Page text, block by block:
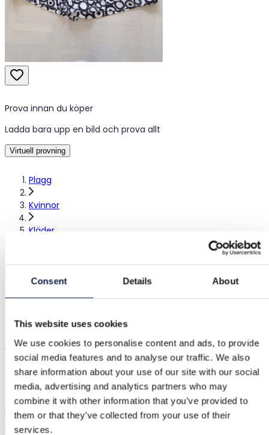
Consent Details About
This website uses cookies
We use cookies to personalise content and ads, to provide
social media features and to analyse our traffic. We also
share information about your use of our site with our social
media, advertising and analytics partners who may
combine it with other information that you’ve provided to
them or that they’ve collected from your use of their
services.
Plagg
Kvinnor
Kläder
2or+ shorts
Prova innan du köper
Ladda bara upp en bild och prova allt
Virtuell provning
2or+ shorts
2OR+| S / 36|Utmärkt
Minishorts in lightweight beautiful and comfy viscose. Doesn't
get easily wrinkled, so it's very easy maintenance. Button,
24,00 €
Frakt från 3,89 € Köparskydd 2,20 €